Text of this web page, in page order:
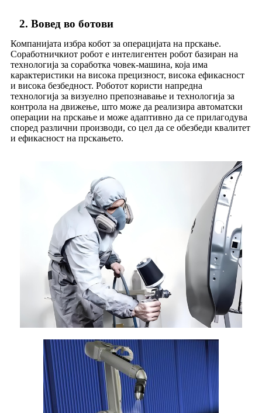
2. Вовед во ботови
Компанијата избра кобот за операцијата на прскање.
Соработничкиот робот е интелигентен робот базиран на
технологија за соработка човек-машина, која има
карактеристики на висока прецизност, висока ефикасност
и висока безбедност. Роботот користи напредна
технологија за визуелно препознавање и технологија за
контрола на движење, што може да реализира автоматски
операции на прскање и може адаптивно да се прилагодува
според различни производи, со цел да се обезбеди квалитет
и ефикасност на прскањето.